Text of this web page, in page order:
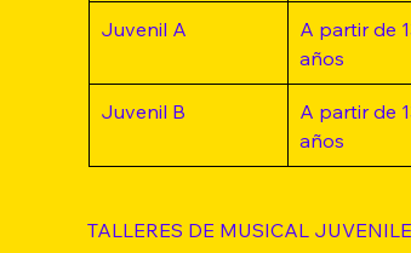
Juvenil A
A partir de
años
Juvenil B
A partir de
años
TALLERES DE MUSICAL